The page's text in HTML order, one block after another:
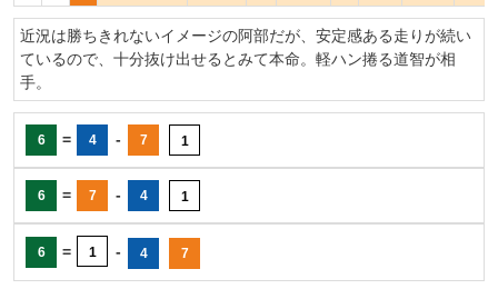
近況は勝ちきれないイメージの阿部だが、安定感ある走りが続い
ているので、十分抜け出せるとみて本命。軽ハン捲る道智が相
手。
6 = 4 - 7 1
6 = 7 - 4 1
6 = 1 - 4 7